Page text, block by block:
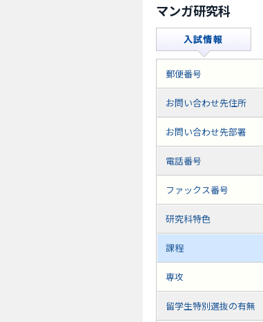
マンガ研究科
郵便番号
お問い合わせ先住所
お問い合わせ先部署
電話番号
ファックス番号
研究科特色
課程
専攻
留学生特別選抜の有無